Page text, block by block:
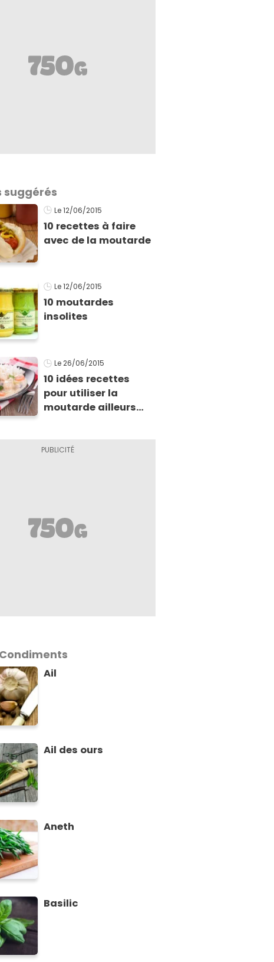
suggérés
Le 12/06/2015
10 recettes à faire
avec de la moutarde
Le 12/06/2015
10 moutardes
insolites
Le 26/06/2015
10 idées recettes
pour utiliser la
moutarde ailleurs
Ail
Ail des ours
Aneth
Basilic